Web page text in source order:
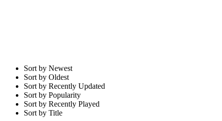
Sort by Newest
Sort by Oldest
Sort by Recently Updated
Sort by Popularity
Sort by Recently Played
Sort by Title